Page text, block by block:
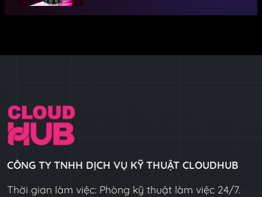
CÔNG TY TNHH DỊCH VỤ KỸ THUẬT CLOUDHUB
Thời gian làm việc: Phòng kỹ thuật làm việc 24/7.